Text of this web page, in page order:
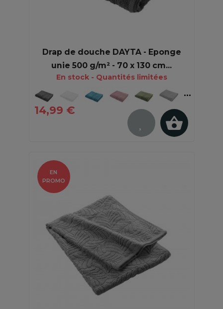
Drap de douche DAYTA - Eponge
unie 500 g/m² - 70 x 130 cm...
En stock - Quantités limitées
14,99 €
EN
PROMO